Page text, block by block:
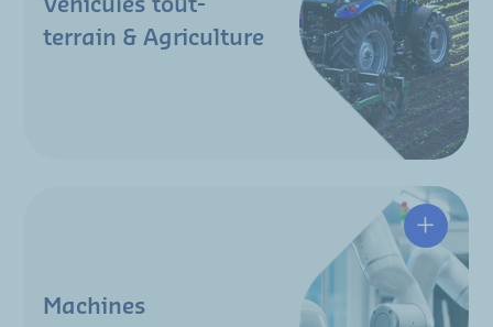
Véhicules tout-
terrain & Agriculture
Machines